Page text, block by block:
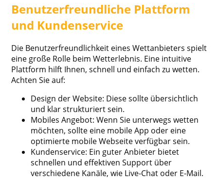
Benutzerfreundliche Plattform
und Kundenservice
Die Benutzerfreundlichkeit eines Wettanbieters spielt
eine große Rolle beim Wetterlebnis. Eine intuitive
Plattform hilft Ihnen, schnell und einfach zu wetten.
Achten Sie auf:
Design der Website: Diese sollte übersichtlich
und klar strukturiert sein.
Mobiles Angebot: Wenn Sie unterwegs wetten
möchten, sollte eine mobile App oder eine
optimierte mobile Webseite verfügbar sein.
Kundenservice: Ein guter Anbieter bietet
schnellen und effektiven Support über
verschiedene Kanäle, wie Live-Chat oder E-Mail.